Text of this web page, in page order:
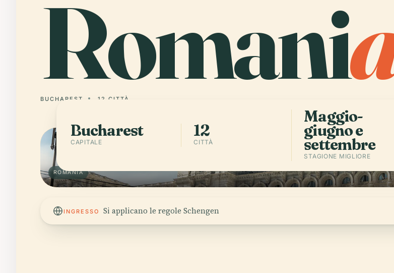
Romani
BUCHAREST 12 CITTÀ
ROMANIA
Bucharest
CAPITALE
12
CITTÀ
Maggio-
giugno e
settembre
STAGIONE MIGLIORE
INGRESSO Si applicano le regole Schengen